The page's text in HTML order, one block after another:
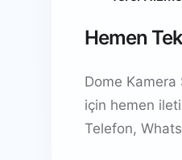
Hemen
Dome
için hemen
Telefon,